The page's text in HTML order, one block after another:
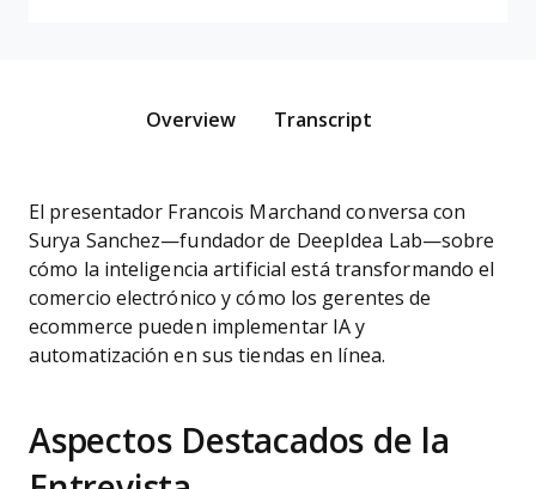
Overview Transcript
El presentador Francois Marchand conversa con
Surya Sanchez—fundador de DeepIdea Lab—sobre
cómo la inteligencia artificial está transformando el
comercio electrónico y cómo los gerentes de
ecommerce pueden implementar IA y
automatización en sus tiendas en línea.
Aspectos Destacados de la